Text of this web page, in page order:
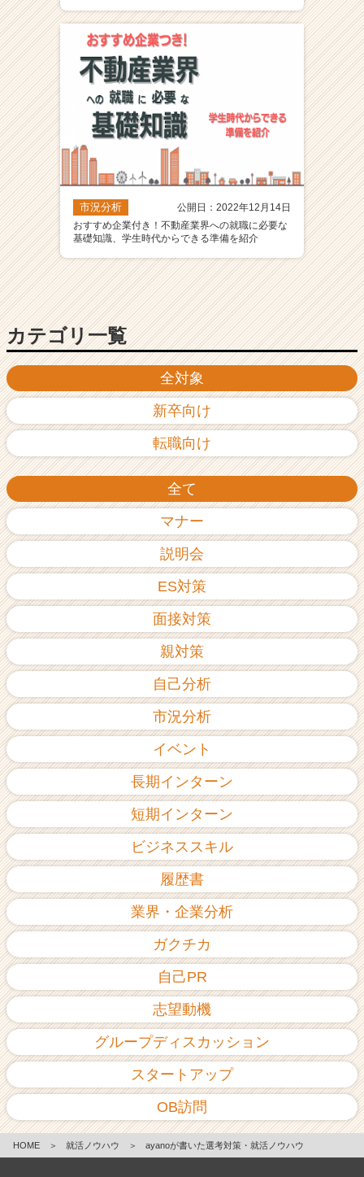
全対象
新卒向け
転職向け
全て
マナー
説明会
ES対策
面接対策
親対策
自己分析
市況分析
イベント
長期インターン
短期インターン
ビジネススキル
履歴書
業界・企業分析
ガクチカ
自己PR
志望動機
グループディスカッション
スタートアップ
OB訪問
市況分析
公開日：2022年12月14日
おすすめ企業付き！不動産業界への就職に必要な
基礎知識、学生時代からできる準備を紹介
カテゴリ一覧
HOME ＞ 就活ノウハウ ＞ ayanoが書いた選考対策・就活ノウハウ